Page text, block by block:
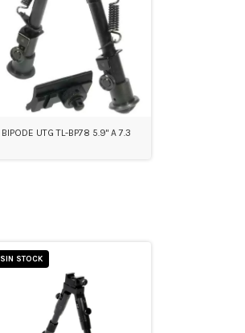
BIPODE UTG TL-BP78 5.9" A 7.3
SIN STOCK